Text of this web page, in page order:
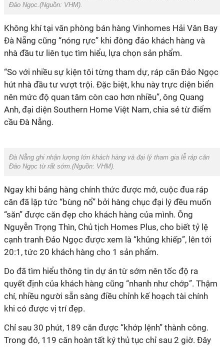
Đảo Ngọc.(Nguồn: VHM).
Không khítại văn phòng bán hàng Vinhomes Hải Vân Bay
Đà Nẵng cũng “nóng rực” khi đông đảo khách hàng và
nhà đầu tư liên tục tìm hiểu, lựa chọn sản phẩm.
“So với nhiều sự kiện tôi từng tham dự, ráp căn Đảo Ngọc
hút nhà đầu tư vượt trội. Đặc biệt, khu này trực diện biển
nên mức độ quan tâm còn cao hơn nhiều”, ông Quang
Anh, đại diện Southern Home Việt Nam, chia sẻ từ điểm
cầu Đà Nẵng.
Đà Nẵng ghi nhận lượng lớn khách hàng và đại lý tham gia lễ ráp căn
Đảo Ngọc từ rất sớm.(Nguồn: VHM).
Ngay khi bảng hàng chính thức được mở, cuộc đua ráp
căn đã lập tức “bùng nổ” bởi hàng chục đại lý đều muốn
“săn” được căn đẹp cho khách hàng của mình. Ông
Nguyễn Trọng Thìn, Chủ tịch Homes Plus, cho biết tỷ lệ
cạnh tranh Đảo Ngọc được xem là “khủng khiếp”, lên tới
20:1 , tức 20 khách hàng cho 1 sản phẩm.
Do đã tìm hiểu thông tin dự án từ sớm nên tốc độ ra
quyết định của khách hàng cũng “nhanh như chớp”. Thậm
chí, nhiều người sẵn sàng điều chỉnh kế hoạch tài chính
khi có được vị trí đẹp.
Chỉ sau 30 phút, 189 căn được “khớp lệnh” thành công.
Trong đó, 119 căn hoàn tất ký thủ tục chỉ sau 2 giờ. Đây